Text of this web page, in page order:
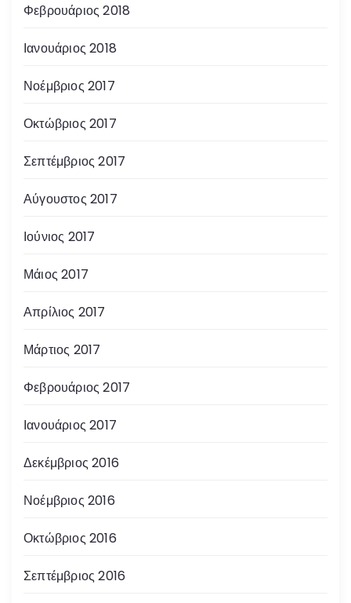
Φεβρουάριος 2018
Ιανουάριος 2018
Νοέμβριος 2017
Οκτώβριος 2017
Σεπτέμβριος 2017
Αύγουστος 2017
Ιούνιος 2017
Μάιος 2017
Απρίλιος 2017
Μάρτιος 2017
Φεβρουάριος 2017
Ιανουάριος 2017
Δεκέμβριος 2016
Νοέμβριος 2016
Οκτώβριος 2016
Σεπτέμβριος 2016